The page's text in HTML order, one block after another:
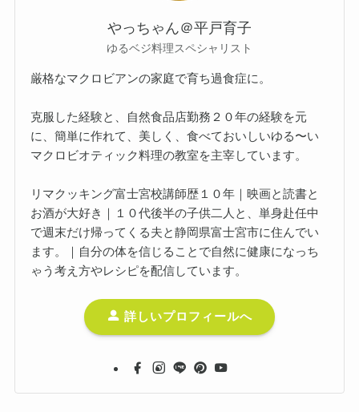
やっちゃん＠平戸育子
ゆるベジ料理スペシャリスト
厳格なマクロビアンの家庭で育ち過食症に。
克服した経験と、自然食品店勤務２０年の経験を元
に、簡単に作れて、美しく、食べておいしいゆる〜い
マクロビオティック料理の教室を主宰しています。
リマクッキング富士宮校講師歴１０年｜映画と読書と
お酒が大好き｜１０代後半の子供二人と、単身赴任中
で週末だけ帰ってくる夫と静岡県富士宮市に住んでい
ます。｜自分の体を信じることで自然に健康になっち
ゃう考え方やレシピを配信しています。
詳しいプロフィールへ